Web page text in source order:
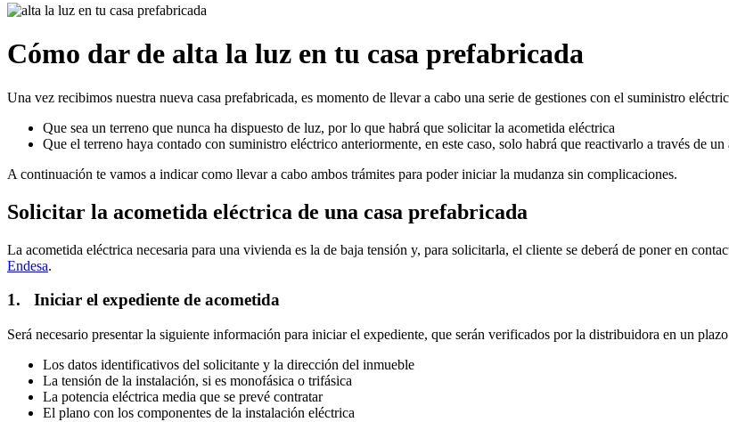
Cómo dar de alta la luz en tu casa prefabricada
Una vez recibimos nuestra nueva casa prefabricada, es momento de llevar a cabo una serie de gestiones con el suministro
Que sea un terreno que nunca ha dispuesto de luz, por lo que habrá que solicitar la acometida eléctrica
Que el terreno haya contado con suministro eléctrico anteriormente, en este caso, solo habrá que reactivarlo a través de un
A continuación te vamos a indicar como llevar a cabo ambos trámites para poder iniciar la mudanza sin complicaciones.
Solicitar la acometida eléctrica de una casa prefabricada
La acometida eléctrica necesaria para una vivienda es la de baja tensión y, para solicitarla, el cliente se deberá de poner en
Endesa.
1. Iniciar el expediente de acometida
Será necesario presentar la siguiente información para iniciar el expediente, que serán verificados por la distribuidora en un
Los datos identificativos del solicitante y la dirección del inmueble
La tensión de la instalación, si es monofásica o trifásica
La potencia eléctrica media que se prevé contratar
El plano con los componentes de la instalación eléctrica